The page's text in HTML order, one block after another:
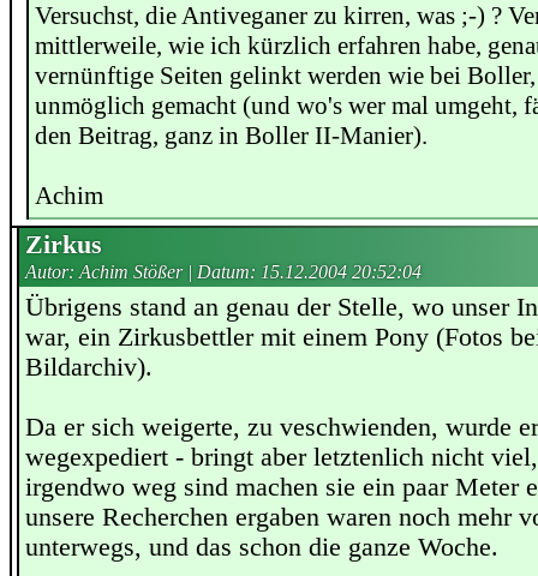
Versuchst, die Antiveganer zu kirren, was ;-) ?
mittlerweile, wie ich kürzlich erfahren habe,
vernünftige Seiten gelinkt werden wie bei
unmöglich gemacht (und wo's wer mal umgeht,
den Beitrag, ganz in Boller II-Manier).
Achim
Zirkus
Autor: Achim Stößer | Datum: 15.12.2004 20:52:04
Übrigens stand an genau der Stelle, wo unser
war, ein Zirkusbettler mit einem Pony (Fotos
Bildarchiv).
Da er sich weigerte, zu veschwienden, wurde
wegexpediert - bringt aber letztenlich nicht
irgendwo weg sind machen sie ein paar Meter
unsere Recherchen ergaben waren noch mehr
unterwegs, und das schon die ganze Woche.